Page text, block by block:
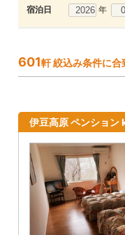
宿泊日 年
601軒 絞込み条件に合
伊豆高原 ペンショ